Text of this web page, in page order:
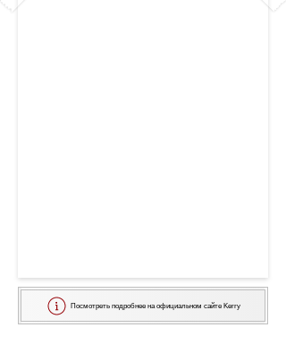
Посмотреть подробнее на официальном сайте Kerry